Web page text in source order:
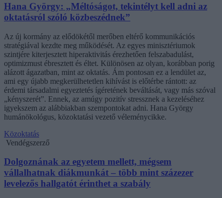
Hana György: „Méltóságot, tekintélyt kell adni az
oktatásról szóló közbeszédnek”
Az új kormány az elődökétől merőben eltérő kommunikációs
stratégiával kezdte meg működését. Az egyes minisztériumok
szintjére kiterjesztett hiperaktivitás érezhetően felszabadulást,
optimizmust ébresztett és éltet. Különösen az olyan, korábban porig
alázott ágazatban, mint az oktatás. Ám pontosan ez a lendület az,
ami egy újabb megkerülhetetlen kihívást is előtérbe rántott: az
érdemi társadalmi egyeztetés ígéretének beváltását, vagy más szóval
„kényszerét”. Ennek, az amúgy pozitív stressznek a kezeléséhez
igyekszem az alábbiakban szempontokat adni. Hana György
humánökológus, közoktatási vezető véleménycikke.
Közoktatás
Vendégszerző
Dolgoznának az egyetem mellett, mégsem
vállalhatnak diákmunkát – több mint százezer
levelezős hallgatót érinthet a szabály